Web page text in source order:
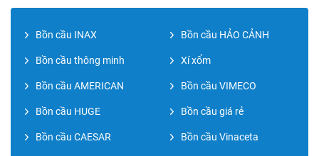
Bồn cầu INAX Bồn cầu HẢO CẢNH
Bồn cầu thông minh Xí xổm
Bồn cầu AMERICAN Bồn cầu VIMECO
Bồn cầu HUGE Bồn cầu giá rẻ
Bồn cầu CAESAR Bồn cầu Vinaceta